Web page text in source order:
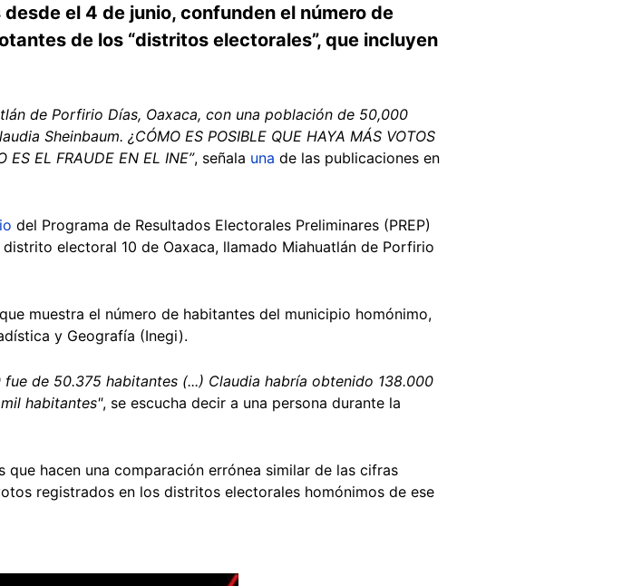
el 4 de junio, confunden el número de
de los “distritos electorales”, que incluyen
de Porfirio Días, Oaxaca, con una población de 50,000
Sheinbaum. ¿CÓMO ES POSIBLE QUE HAYA MÁS VOTOS
ES EL FRAUDE EN EL INE”, señala una de las publicaciones en
del Programa de Resultados Electorales Preliminares (PREP)
electoral 10 de Oaxaca, llamado Miahuatlán de Porfirio
muestra el número de habitantes del municipio homónimo,
y Geografía (Inegi).
de 50.375 habitantes (...) Claudia habría obtenido 138.000
habitantes", se escucha decir a una persona durante la
hacen una comparación errónea similar de las cifras
registrados en los distritos electorales homónimos de ese